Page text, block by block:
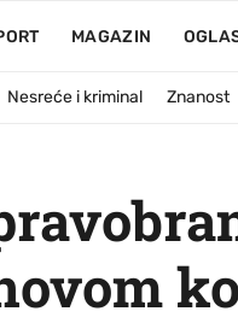
MAGAZIN
Nesreće i kriminal Znanost